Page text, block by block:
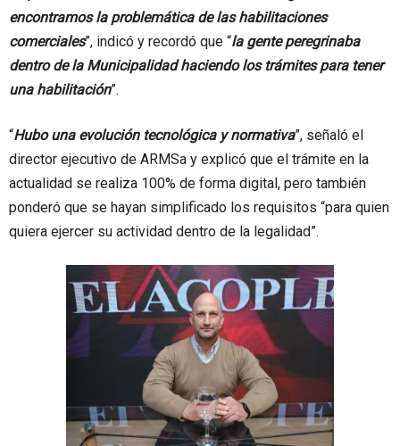
encontramos la problemática de las habilitaciones
comerciales”, indicó y recordó que “la gente peregrinaba
dentro de la Municipalidad haciendo los trámites para tener
una habilitación”.
“Hubo una evolución tecnológica y normativa”, señaló el
director ejecutivo de ARMSa y explicó que el trámite en la
actualidad se realiza 100% de forma digital, pero también
ponderó que se hayan simplificado los requisitos “para quien
quiera ejercer su actividad dentro de la legalidad”.